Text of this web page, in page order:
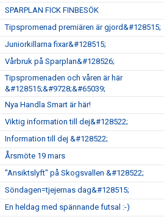
SPARPLAN FICK FINBESÖK
Tipspromenad premiären är gjord&#128515;
Juniorkillarna fixar&#128515;
Vårbruk på Sparplan&#128526;
Tipspromenaden och våren är här
&#128515;&#9728;&#65039;
Nya Handla Smart är här!
Viktig information till dej&#128522;
Information till dej &#128522;
Årsmöte 19 mars
"Ansiktslyft" på Skogsvallen &#128522;
Söndagen=tjejernas dag&#128515;
En heldag med spännande futsal :-)